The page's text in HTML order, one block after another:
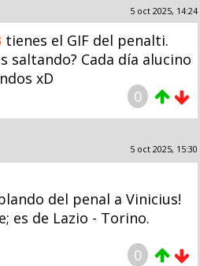
5 oct 2025, 14:24
tienes el GIF del penalti.
saltando? Cada día alucino
xD
0
5 oct 2025, 15:30
del penal a Vinicius!
es de Lazio - Torino.
0